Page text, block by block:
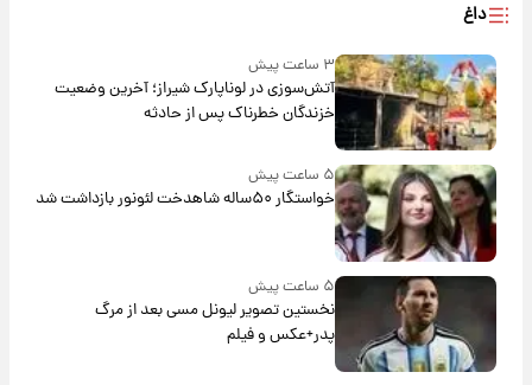
داغ
۳ ساعت پیش
آتش‌سوزی در لوناپارک شیراز؛ آخرین وضعیت
خزندگان خطرناک پس از حادثه
۵ ساعت پیش
خواستگار ۵۰ساله شاهدخت لئونور بازداشت شد
۵ ساعت پیش
نخستین تصویر لیونل مسی بعد از مرگ
پدر+عکس و فیلم